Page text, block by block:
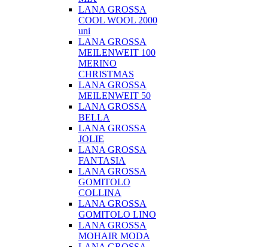
LANA GROSSA
COOL WOOL 2000
uni
LANA GROSSA
MEILENWEIT 100
MERINO
CHRISTMAS
LANA GROSSA
MEILENWEIT 50
LANA GROSSA
BELLA
LANA GROSSA
JOLIE
LANA GROSSA
FANTASIA
LANA GROSSA
GOMITOLO
COLLINA
LANA GROSSA
GOMITOLO LINO
LANA GROSSA
MOHAIR MODA